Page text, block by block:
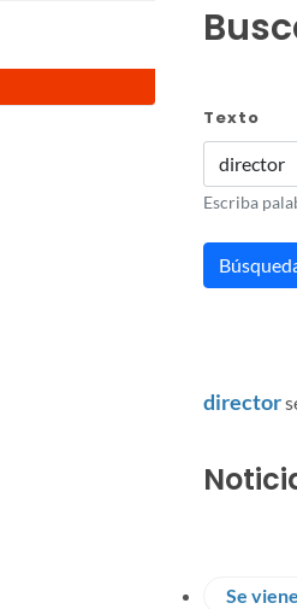
Texto
Escriba
director
Se